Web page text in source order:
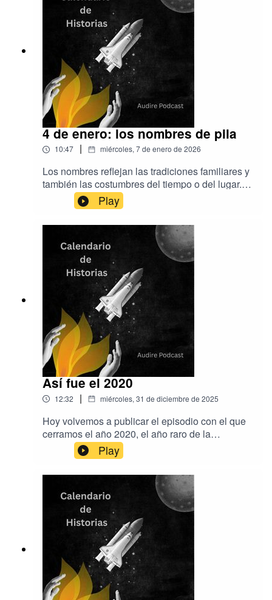
EpidemicSoundLa redacción, edición,
producción y montaje es de Audire
Podcastwww.audirepodcast.comLes deseamos
muy buena noche.
4 de enero: los nombres de pila
10:47 | miércoles, 7 de enero de 2026
Los nombres reflejan las tradiciones familiares y
también las costumbres del tiempo o del lugar.
Pero también la ley. Lo que en cada momento
está permitido o prohibido.
Play
Así fue el 2020
12:32 | miércoles, 31 de diciembre de 2025
Hoy volvemos a publicar el episodio con el que
cerramos el año 2020, el año raro de la
pandemia del Covid, que tanto nos afectó y que
tan lejos nos parece.
Play